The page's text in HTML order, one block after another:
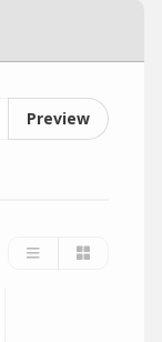
Preview